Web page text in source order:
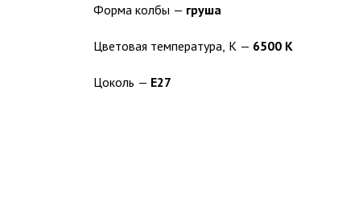
Форма колбы — груша
Цветовая температура, К — 6500 K
Цоколь — E27